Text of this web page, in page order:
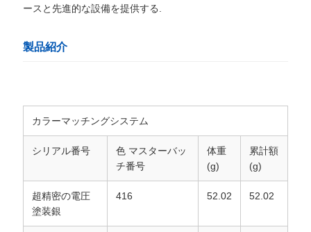
積
頼
ースと先進的な設備を提供する.
製品紹介
カラーマッチングシステム
シリアル番号
色 マスターバッ
チ番号
体重
(g)
累計額
(g)
超精密の電圧
塗装銀
416 52.02 52.02